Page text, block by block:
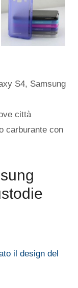
S4, Samsung
città
carburante con
il design del